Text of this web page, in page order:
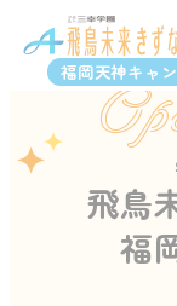
福岡天神キャ
飛鳥
福